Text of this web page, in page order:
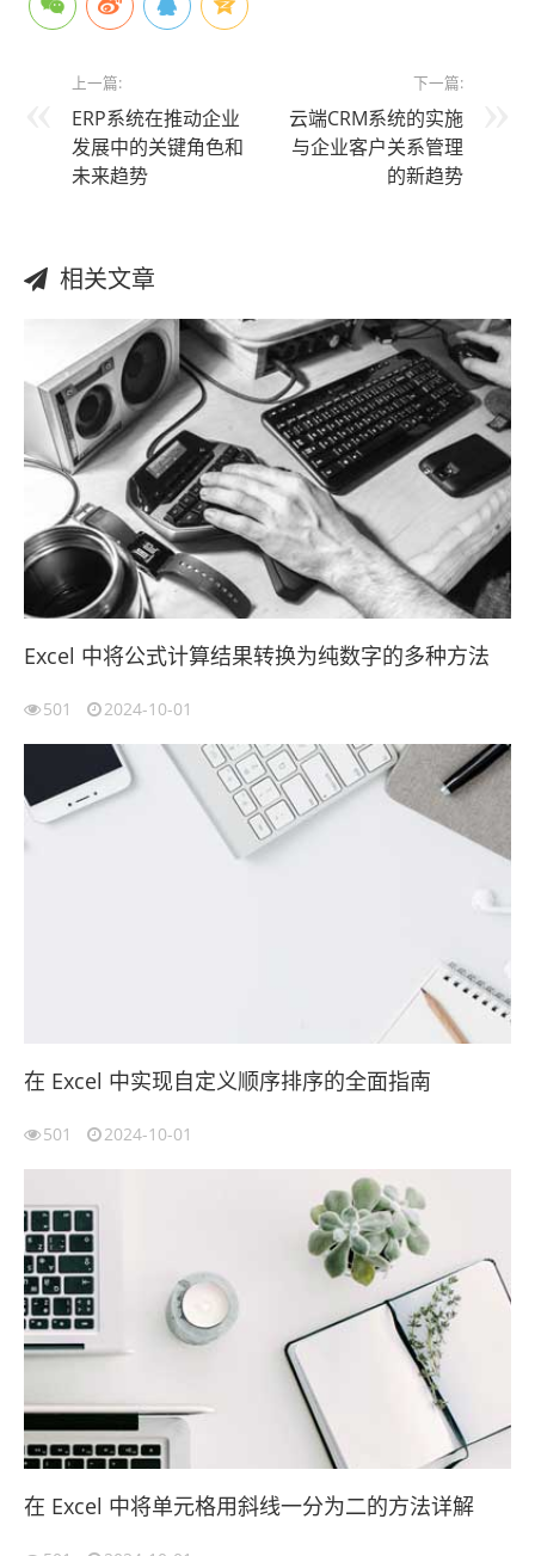
上一篇:
ERP系统在推动企业
发展中的关键角色和
未来趋势
下一篇:
云端CRM系统的实施
与企业客户关系管理
的新趋势
相关文章
Excel 中将公式计算结果转换为纯数字的多种方法
501 2024-10-01
在 Excel 中实现自定义顺序排序的全面指南
501 2024-10-01
在 Excel 中将单元格用斜线一分为二的方法详解